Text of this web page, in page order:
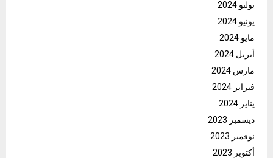
يوليو 2024
يونيو 2024
مايو 2024
أبريل 2024
مارس 2024
فبراير 2024
يناير 2024
ديسمبر 2023
نوفمبر 2023
أكتوبر 2023